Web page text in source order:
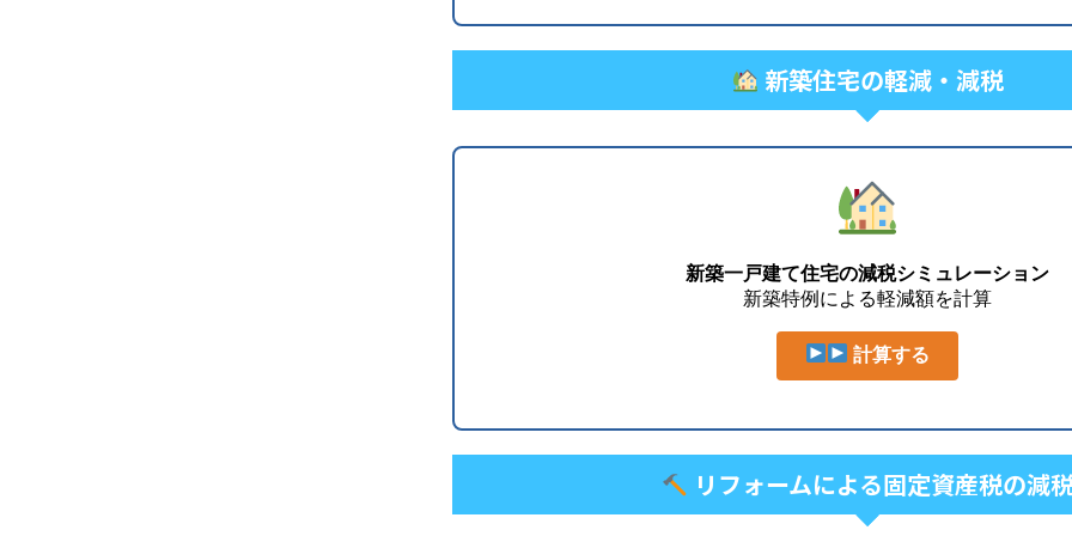
新築住宅の軽減・減税
新築一戸建て住宅の減税シミュレーション
新築特例による軽減額を計算
計算する
リフォームによる固定資産税の減